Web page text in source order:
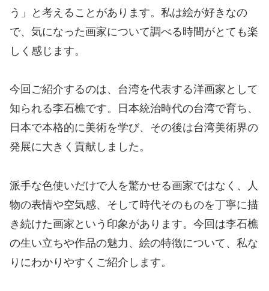
う」と考えることがあります。私は絵が好きなの
で、気になった画家について調べる時間がとても楽
しく感じます。
今回ご紹介するのは、台湾を代表する洋画家として
知られる李石樵です。日本統治時代の台湾で育ち、
日本で本格的に美術を学び、その後は台湾美術界の
発展に大きく貢献しました。
派手な色使いだけで人を驚かせる画家ではなく、人
物の表情や空気感、そして時代そのものを丁寧に描
き続けた画家という印象があります。今回は李石樵
の生い立ちや作品の魅力、絵の特徴について、私な
りにわかりやすくご紹介します。